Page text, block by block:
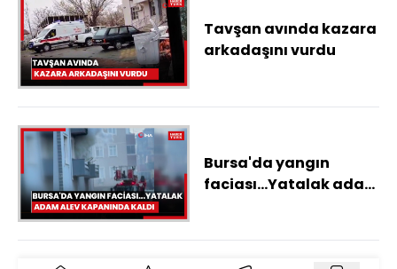
Tavşan avında kazara
arkadaşını vurdu
Bursa'da yangın
faciası...Yatalak adam